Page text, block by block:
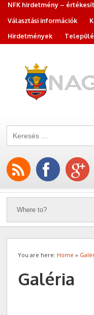
NFK hirdetmény –
Választási információk
Hirdetmények
You are here: Home »
Galéria